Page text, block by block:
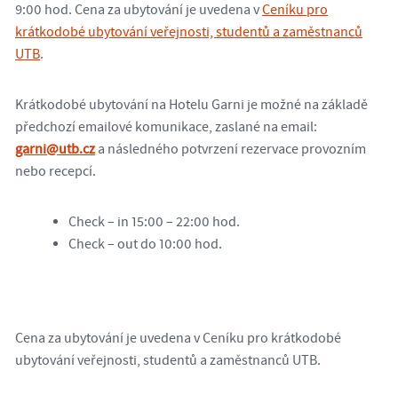
9:00 hod. Cena za ubytování je uvedena vCeníku pro
krátkodobé ubytování veřejnosti, studentů a zaměstnanců
UTB.
Krátkodobé ubytování na Hotelu Garni je možné na základě
předchozí emailové komunikace, zaslané na email:
garni@utb.cz a následného potvrzení rezervace provozním
nebo recepcí.
Check – in 15:00 – 22:00 hod.
Check – out do 10:00 hod.
Cena za ubytování je uvedena v Ceníku pro krátkodobé
ubytování veřejnosti, studentů a zaměstnanců UTB.